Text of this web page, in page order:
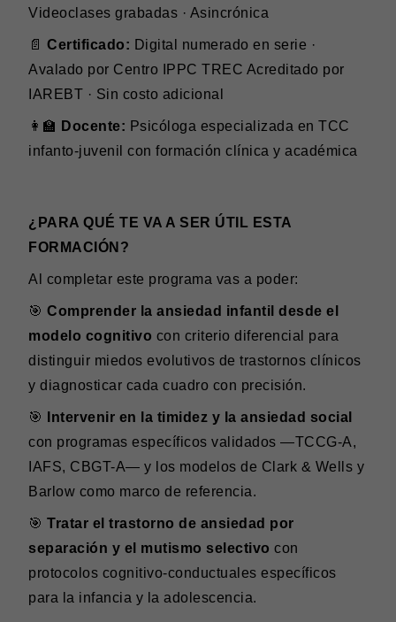
Videoclases grabadas · Asincrónica
📄Certificado: Digital numerado en serie ·
Avalado por Centro IPPC TREC Acreditado por
IAREBT · Sin costo adicional
👩‍🏫 Docente: Psicóloga especializada en TCC
infanto-juvenil con formación clínica y académica
¿PARA QUÉ TE VA A SER ÚTIL ESTA
FORMACIÓN?
Al completar este programa vas a poder:
🎯Comprender la ansiedad infantil desde el
modelo cognitivo con criterio diferencial para
distinguir miedos evolutivos de trastornos clínicos
y diagnosticar cada cuadro con precisión.
🎯
Intervenir en la timidez y la ansiedad social
con programas específicos validados —TCCG-A,
IAFS, CBGT-A— y los modelos de Clark & Wells y
Barlow como marco de referencia.
🎯Tratar el trastorno de ansiedad por
separación y el mutismo selectivo con
protocolos cognitivo-conductuales específicos
para la infancia y la adolescencia.